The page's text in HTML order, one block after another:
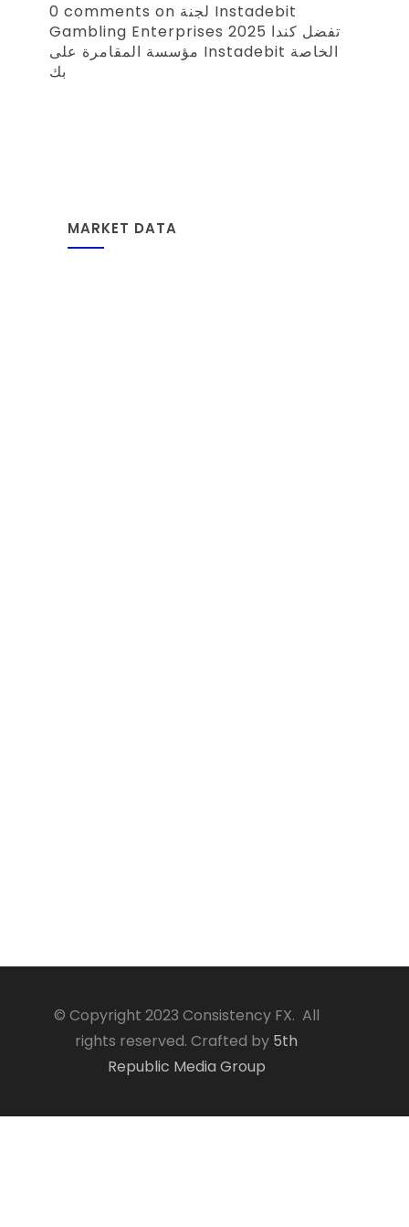
0 comments on لجنة Instadebit
Gambling Enterprises 2025 تفضل كندا
مؤسسة المقامرة على Instadebit الخاصة
بك
MARKET DATA
© Copyright 2023 Consistency FX. All
rights reserved. Crafted by 5th
Republic Media Group